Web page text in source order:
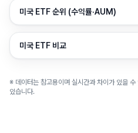
미국 ETF 순위 (수익률·AUM)
미국 ETF 비교
※ 데이터는 참고용이며 실시간과 차이가 있을
있습니다.